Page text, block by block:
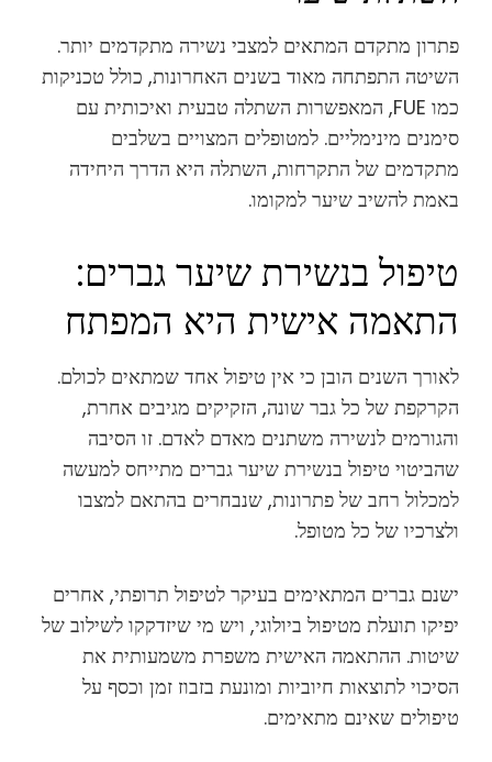
פתרון מתקדם המתאים למצבי נשירה מתקדמים יותר.
השיטה התפתחה מאוד בשנים האחרונות, כולל טכניקות
כמו FUE, המאפשרות השתלה טבעית ואיכותית עם
סימנים מינימליים. למטופלים המצויים בשלבים
מתקדמים של התקרחות, השתלה היא הדרך היחידה
באמת להשיב שיער למקומו.
טיפול בנשירת שיער גברים:
התאמה אישית היא המפתח
לאורך השנים הובן כי אין טיפול אחד שמתאים לכולם.
הקרקפת של כל גבר שונה, הזקיקים מגיבים אחרת,
והגורמים לנשירה משתנים מאדם לאדם. זו הסיבה
שהביטוי טיפול בנשירת שיער גברים מתייחס למעשה
למכלול רחב של פתרונות, שנבחרים בהתאם למצבו
ולצרכיו של כל מטופל.
ישנם גברים המתאימים בעיקר לטיפול תרופתי, אחרים
יפיקו תועלת מטיפול ביולוגי, ויש מי שיזדקקו לשילוב של
שיטות. ההתאמה האישית משפרת משמעותית את
הסיכוי לתוצאות חיוביות ומונעת בזבוז זמן וכסף על
טיפולים שאינם מתאימים.